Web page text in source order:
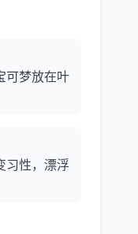
可梦放在叶
习性，漂浮